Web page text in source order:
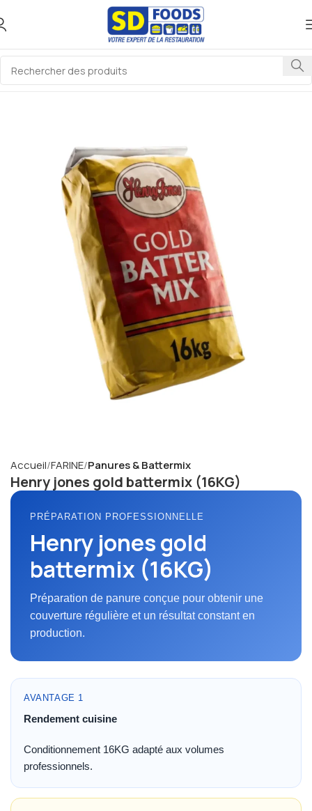
Accueil FARINE Panures & Battermix
Henry jones gold battermix (16KG)
PRÉPARATION PROFESSIONNELLE
Henry jones gold
battermix (16KG)
Préparation de panure conçue pour obtenir une
couverture régulière et un résultat constant en
production.
AVANTAGE 1
Rendement cuisine
Conditionnement 16KG adapté aux volumes
professionnels.